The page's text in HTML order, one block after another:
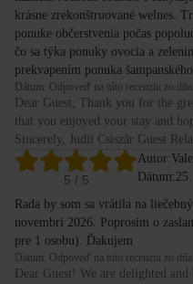
krásne zrekonštruované
ponuke občerstvenia počas
čo sa týka ponuky ovocia a
prekvapením ponuka
Dátum: Odpoveď na túto recenziu zo
Dear Guest, Thank you for the
that you enjoyed your stay and
Sincerely, Judit Csiszár Guest
5 / 5
Autor:
Dátum:
Rada by som sa vrátila na
novembri 2026. Poprosím o
pre 1 osobu). Ďakujem
Dátum: Odpoveď na túto recenziu zo
Dear Guest! We are delighted